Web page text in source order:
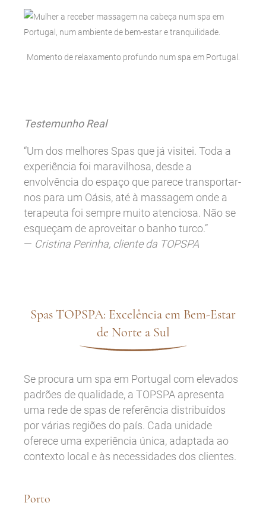
Momento de relaxamento profundo num spa em Portugal.
Testemunho Real
“Um dos melhores Spas que já visitei. Toda a
experiência foi maravilhosa, desde a
envolvência do espaço que parece transportar-
nos para um Oásis, até à massagem onde a
terapeuta foi sempre muito atenciosa. Não se
esqueçam de aproveitar o banho turco.”
— Cristina Perinha, cliente da TOPSPA
Spas TOPSPA: Excelência em Bem-Estar
de Norte a Sul
Se procura um spa em Portugal com elevados
padrões de qualidade, a TOPSPA apresenta
uma rede de spas de referência distribuídos
por várias regiões do país. Cada unidade
oferece uma experiência única, adaptada ao
contexto local e às necessidades dos clientes.
Porto